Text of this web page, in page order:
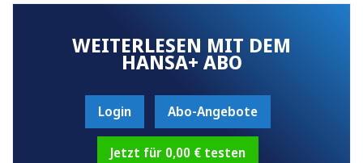
WEITERLESEN MIT DEM
HANSA+ ABO
Login Abo-Angebote
Jetzt für 0,00 € testen